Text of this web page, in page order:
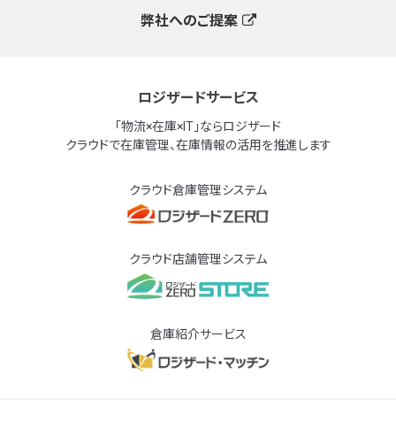
弊社へのご提案
ロジザードサービス
「物流×在庫×IT」ならロジザード
クラウドで在庫管理、在庫情報の活用を推進します
クラウド倉庫管理システム
クラウド店舗管理システム
倉庫紹介サービス